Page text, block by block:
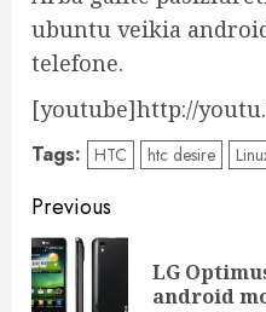
ubuntu veikia
telefone.
[youtube]http://
Tags: HTC htc desire
Post
navigation
Previous
LG
android